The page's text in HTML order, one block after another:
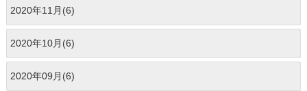
2020年11月(6)
2020年10月(6)
2020年09月(6)